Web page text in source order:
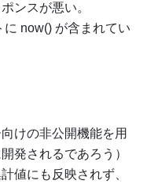
ンスが悪い。
now() が含まれてい
けの非公開機能を用
発されるであろう）
値にも反映されず、